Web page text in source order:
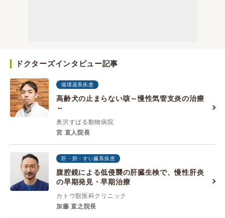
ドクターズインタビュー記事
循環器系疾患
高齢犬の止まらない咳～慢性気管支炎の治療
～
奥沢すばる動物病院
宮 直人院長
肝・胆・すい臓系疾患
腹腔鏡による低侵襲の肝臓生検で、慢性肝炎
の早期発見・早期治療
カトウ獣医科クリニック
加藤 直之院長